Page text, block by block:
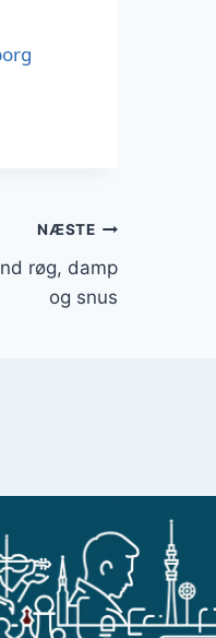
NÆSTE
røg, damp
og snus